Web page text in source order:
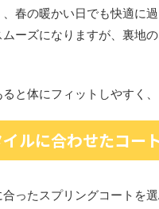
春の暖かい日でも快適に
ーズになりますが、裏地
と体にフィットしやすく
ルに合わせたコー
ったスプリングコートを選